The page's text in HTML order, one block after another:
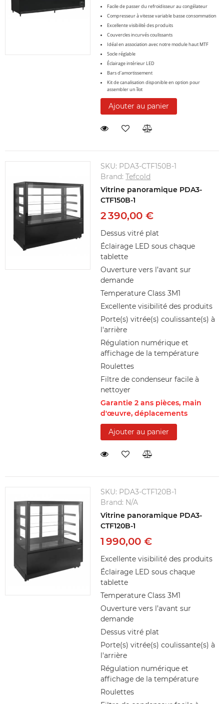
Facile de passer du refroidisseur au congélateur
Compresseur à vitesse variable basse consommation
Excellente visibilité des produits
Couvercles incurvés coulissants
Idéal en association avec notre module haut MTF
Socle réglable
Éclairage intérieur LED
Bars d'amortissement
Kit de canalisation disponible en option pour
assembler un îlot
Ajouter au panier
SKU: PDA3-CTF150B-1
Brand:Tefcold
Vitrine panoramique PDA3-
CTF150B-1
2 390,00 €
Dessus vitré plat
Éclairage LED sous chaque
tablette
Ouverture vers l’avant sur
demande
Temperature Class 3M1
Excellente visibilité des produits
Porte(s) vitrée(s) coulissante(s) à
l'arrière
Régulation numérique et
affichage de la température
Roulettes
Filtre de condenseur facile à
nettoyer
Garantie 2 ans pièces, main
d'œuvre, déplacements
Ajouter au panier
SKU: PDA3-CTF120B-1
Brand: N/A
Vitrine panoramique PDA3-
CTF120B-1
1 990,00 €
Excellente visibilité des produits
Éclairage LED sous chaque
tablette
Temperature Class 3M1
Ouverture vers l’avant sur
demande
Dessus vitré plat
Porte(s) vitrée(s) coulissante(s) à
l'arrière
Régulation numérique et
affichage de la température
Roulettes